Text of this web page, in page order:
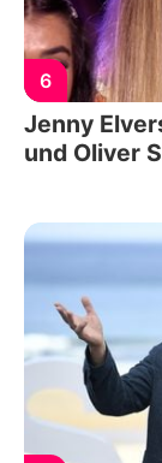
6
Jenny
und Oliver